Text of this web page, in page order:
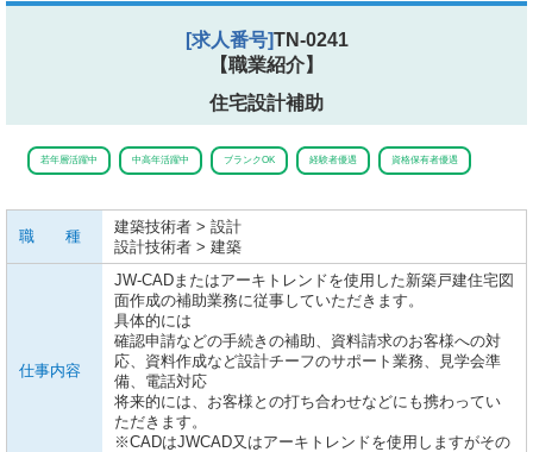
[求人番号]TN-0241
【職業紹介】
住宅設計補助
若年層活躍中 中高年活躍中 ブランクOK 経験者優遇 資格保有者優遇
職 種
建築技術者 > 設計
設計技術者 > 建築
仕事内容
JW-CADまたはアーキトレンドを使用した新築戸建住宅図
面作成の補助業務に従事していただきます。
具体的には
確認申請などの手続きの補助、資料請求のお客様への対
応、資料作成など設計チーフのサポート業務、見学会準
備、電話対応
将来的には、お客様との打ち合わせなどにも携わってい
ただきます。
※CADはJWCAD又はアーキトレンドを使用しますがその